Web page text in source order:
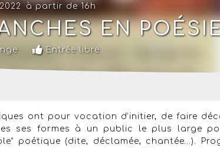
à partir de 16h
EN
Entrée libre
ont pour vocation d’initier, de faire
ses formes à un public le plus large
poétique (dite, déclamée, chantée…).